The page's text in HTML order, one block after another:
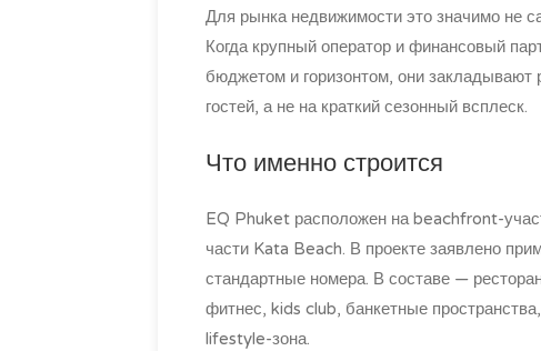
Для рынка недвижимости это значимо не
Когда крупный оператор и финансовый
бюджетом и горизонтом, они закладывают
гостей, а не на краткий сезонный всплеск.
Что именно строится
EQ Phuket расположен на beachfront-
части Kata Beach. В проекте заявлено
стандартные номера. В составе —
фитнес, kids club, банкетные
lifestyle-зона.